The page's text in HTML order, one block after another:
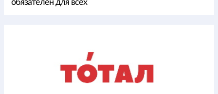
обязателен для всех